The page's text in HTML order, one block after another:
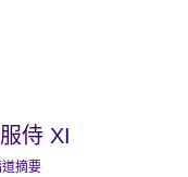
侍 XI
道摘要